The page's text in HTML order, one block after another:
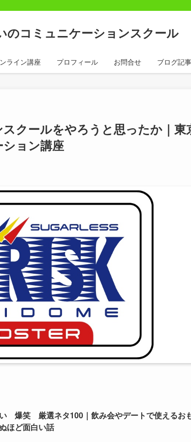
のコミュニケーションスクール
ライン講座 プロフィール お問合せ ブログ記
クールをやろうと思ったか｜東
ョン講座
爆笑 厳選ネタ100｜飲み会やデートで使えるお
ほど面白い話